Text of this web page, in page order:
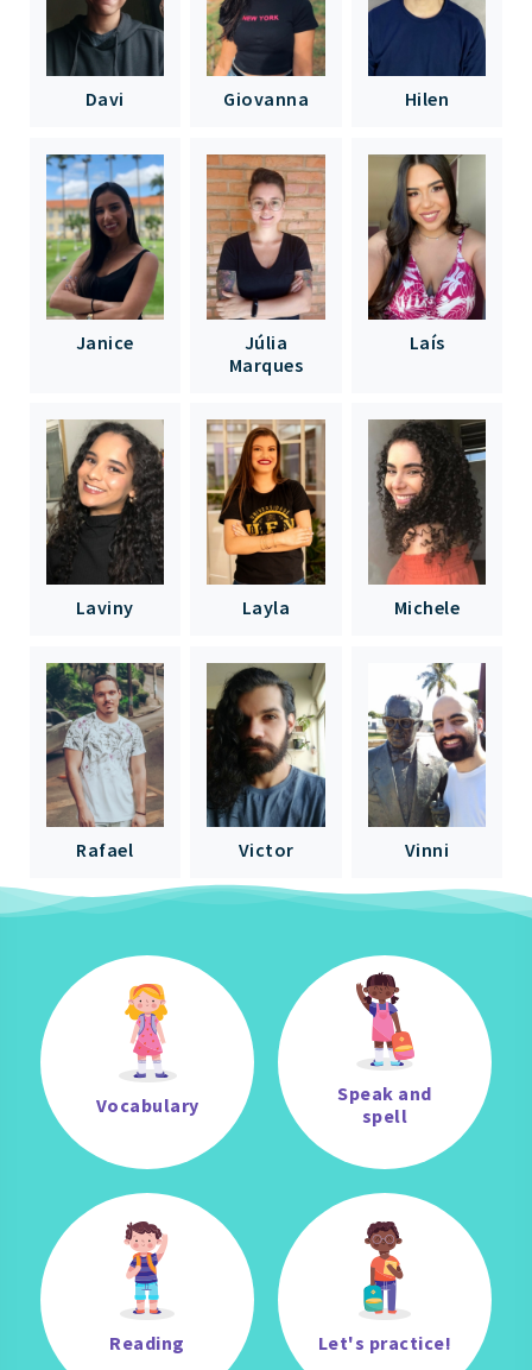
Davi Giovanna Hilen
Janice
Júlia
Marques
Laís
Laviny Layla Michele
Rafael Victor Vinni
Vocabulary
Speak and
spell
Reading Let's practice!